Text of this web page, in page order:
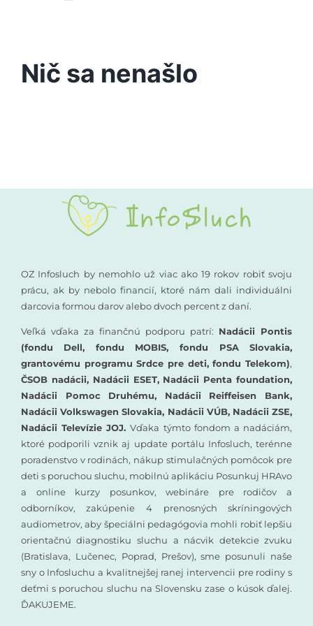
Vyšetrenia sluchu
Rané poradenstvo
Vzdelávanie
Nič sa nenašlo
OZ Infosluch by nemohlo už viac ako 19 rokov robiť svoju
prácu, ak by nebolo financií, ktoré nám dali individuálni
darcovia formou darov alebo dvoch percent z daní.
Veľká vďaka za finančnú podporu patrí: Nadácii Pontis
(fondu Dell, fondu MOBIS, fondu PSA Slovakia,
grantovému programu Srdce pre deti, fondu Telekom),
ČSOB nadácii, Nadácii ESET, Nadácii Penta foundation,
Nadácii Pomoc Druhému, Nadácii Reiffeisen Bank,
Nadácii Volkswagen Slovakia, Nadácii VÚB, Nadácii ZSE,
Nadácii Televízie JOJ.Vďaka týmto fondom a nadáciám,
ktoré podporili vznik aj update portálu Infosluch, terénne
poradenstvo v rodinách, nákup stimulačných pomôcok pre
deti s poruchou sluchu, mobilnú aplikáciu Posunkuj HRAvo
a online kurzy posunkov, webináre pre rodičov a
odborníkov, zakúpenie 4 prenosných skríningových
audiometrov, aby špeciálni pedagógovia mohli robiť lepšiu
orientačnú diagnostiku sluchu a nácvik detekcie zvuku
(Bratislava, Lučenec, Poprad, Prešov), sme posunuli naše
sny o Infosluchu a kvalitnejšej ranej intervencii pre rodiny s
deťmi s poruchou sluchu na Slovensku zase o kúsok ďalej.
ĎAKUJEME.